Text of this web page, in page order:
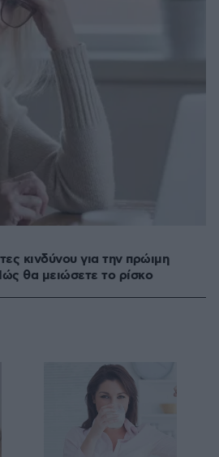
κινδύνου για την πρώιμη
θα μειώσετε το ρίσκο